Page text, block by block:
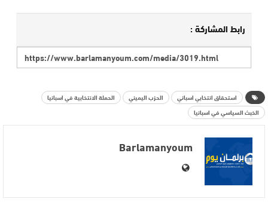
رابط المشاركة :
استحقاق انتخابي اسباني الحزب اليميني
الحملة الانتخابية في اسبانيا
الخبث السياسي في اسبانيا
Barlamanyoum